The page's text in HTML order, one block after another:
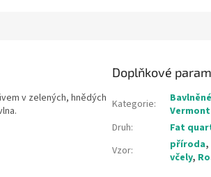
v zelených, hnědých
Doplňkové
Kategorie:
Vermont
Druh:
Fat
Vzor: příroda,
včely,